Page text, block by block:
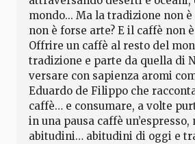
mondo... Ma la tradizione non
non è forse arte? E il caffè non
Offrire un caffè al resto del
tradizione e parte da quella di
versare con sapienza aromi
Eduardo de Filippo che
caffè… e consumare, a volte
in una pausa caffè
abitudini… abitudini di oggi e